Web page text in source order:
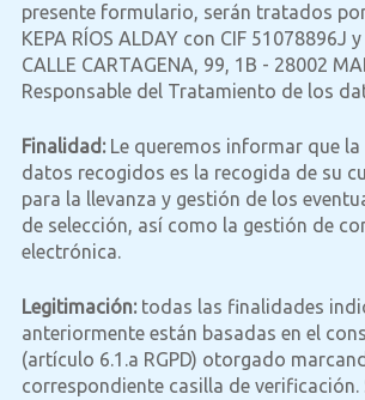
presente formulario, serán tratados
KEPA RÍOS ALDAY con CIF 51078896J
CALLE CARTAGENA, 99, 1B - 28002
Responsable del Tratamiento de los
Finalidad:Le queremos informar que
datos recogidos es la recogida de su
para la llevanza y gestión de los
de selección, así como la gestión de
electrónica.
Legitimación:todas las finalidades
anteriormente están basadas en el
(artículo 6.1.a RGPD) otorgado
correspondiente casilla de verificación.